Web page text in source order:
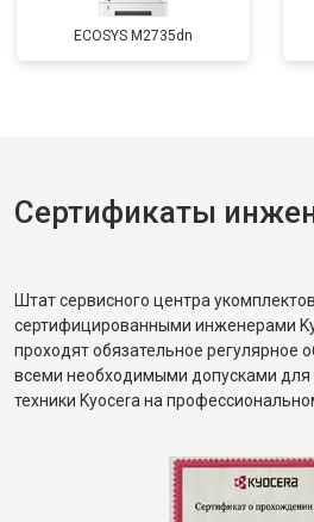
ECOSYS M2735dn
Сертификаты
Штат сервисного центра
сертифицированными инженерами
проходят обязательное регулярное
всеми необходимыми допусками
техники Kyocera на